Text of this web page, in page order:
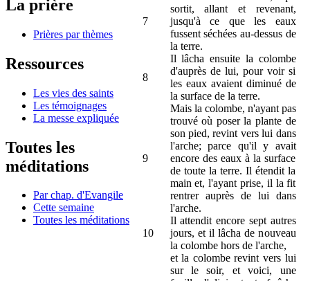
La prière
Prières par thèmes
Ressources
Les vies des saints
Les témoignages
La messe expliquée
Toutes les
méditations
Par chap. d'Evangile
Cette semaine
Toutes les méditations
7
sortit, allant et revenant,
jusqu'à ce que les eaux
fussent séchées au-dessus de
la terre.
8
Il lâcha ensuite la colombe
d'auprès de lui, pour voir si
les eaux avaient diminué de
la surface de la terre.
9
Mais la colombe, n'ayant pas
trouvé où poser la plante de
son pied, revint vers lui dans
l'arche; parce qu'il y avait
encore des eaux à la surface
de toute la terre. Il étendit la
main et, l'ayant prise, il la fit
rentrer auprès de lui dans
l'arche.
10
Il attendit encore sept autres
jours, et il lâcha de nouveau
la colombe hors de l'arche,
et la colombe revint vers lui
sur le soir, et voici, une